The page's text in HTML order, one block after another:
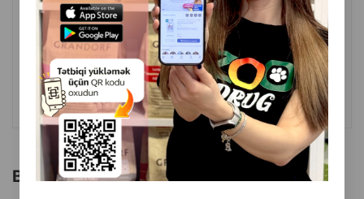
( Rəylər)
Çəki Qiymət
Almaq
1 ədəd
299.99
ALMAQ
Bu brendin başqa məhsulları